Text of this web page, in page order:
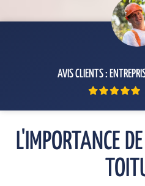
AVIS CLIENTS :
L'IMPORTANCE